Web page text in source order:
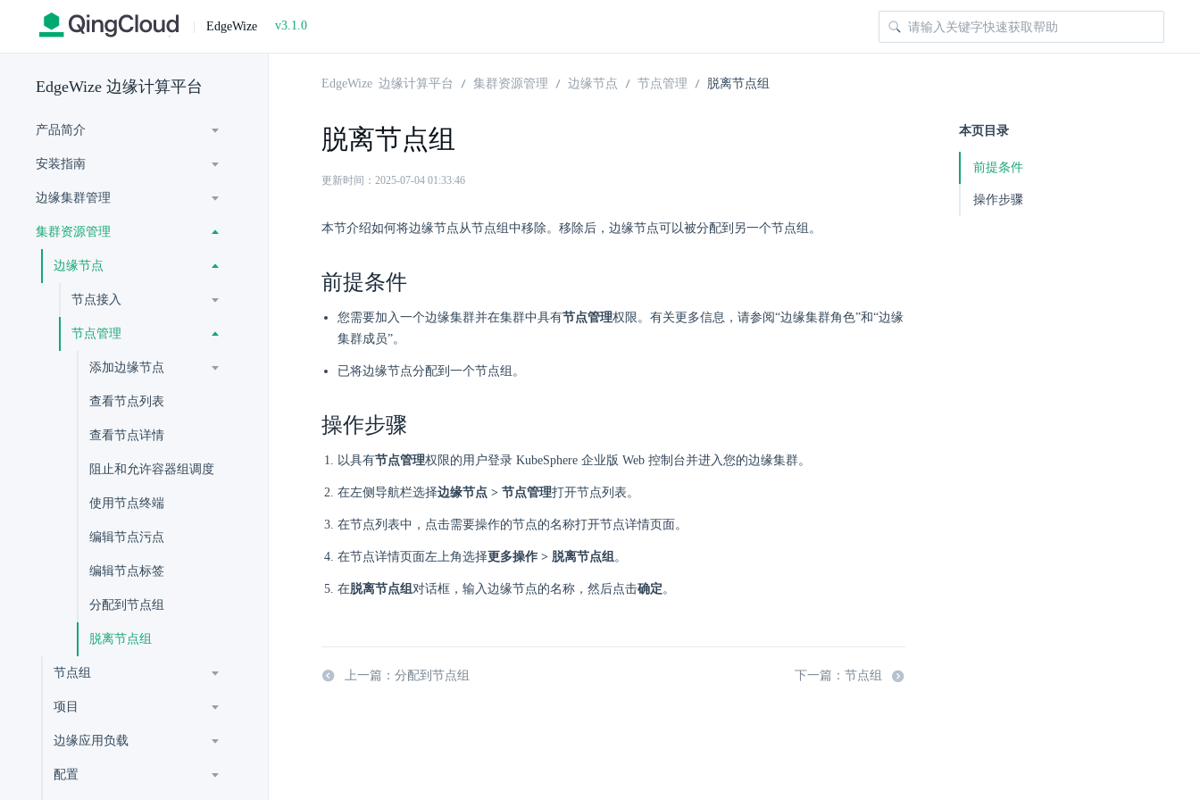
| EdgeWize v3.1.0
EdgeWize 边缘计算平台
产品简介
安装指南
边缘集群管理
集群资源管理
边缘节点
节点接入
节点管理
添加边缘节点
查看节点列表
查看节点详情
阻止和允许容器组调度
使用节点终端
编辑节点污点
编辑节点标签
分配到节点组
脱离节点组
节点组
项目
边缘应用负载
配置
EdgeWize 边缘计算平台 集群资源管理 边缘节点 节点管理 脱离节点组
脱离节点组
更新时间：2025-07-04 01:33:46
本节介绍如何将边缘节点从节点组中移除。移除后，边缘节点可以被分配到另一个节点组。
前提条件
您需要加入一个边缘集群并在集群中具有节点管理权限。有关更多信息，请参阅“边缘集群角色”和“边缘
集群成员”。
已将边缘节点分配到一个节点组。
操作步骤
以具有节点管理权限的用户登录 KubeSphere 企业版 Web 控制台并进入您的边缘集群。
在左侧导航栏选择边缘节点 > 节点管理打开节点列表。
在节点列表中，点击需要操作的节点的名称打开节点详情页面。
在节点详情页面左上角选择更多操作 > 脱离节点组。
在脱离节点组对话框，输入边缘节点的名称，然后点击确定。
上一篇：分配到节点组 下一篇：节点组
本页目录
前提条件
操作步骤